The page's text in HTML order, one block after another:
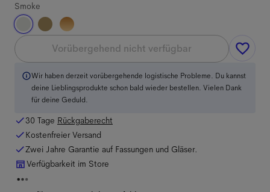
Smoke
Vorübergehend nicht verfügbar
Wir haben derzeit vorübergehende logistische Probleme. Du kannst
deine Lieblingsprodukte schon bald wieder bestellen. Vielen Dank
für deine Geduld.
30 Tage Rückgaberecht
Kostenfreier Versand
Zwei Jahre Garantie auf Fassungen und Gläser.
Verfügbarkeit im Store